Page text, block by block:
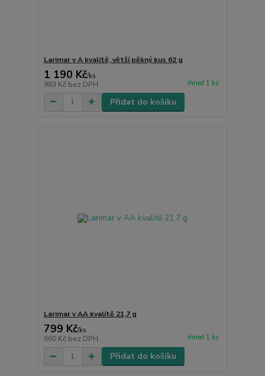
Larimar v A kvalitě, větší pěkný kus 62 g
1 190 Kč/ks
983 Kč bez DPH ihned 1 ks
Přidat do košíku
Larimar v AA kvalitě 21,7 g
799 Kč/ks
660 Kč bez DPH ihned 1 ks
Přidat do košíku